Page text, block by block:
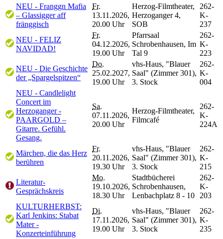
NEU - Franggn Mafia
– Glassigger aff
fränggisch
Fr.
13.11.2026,
20.00 Uhr
Herzog-Filmtheater,
Herzoganger 4,
SOB
262-
K-
237
NEU - FELIZ
NAVIDAD!
Fr.
04.12.2026,
19.00 Uhr
Pfarrsaal
Schrobenhausen, Im
Tal 9
262-
K-
223
NEU - Die Geschichte
der „Spargelspitzen“
Do.
25.02.2027,
19.00 Uhr
vhs-Haus, "Blauer
Saal" (Zimmer 301),
3. Stock
262-
K-
004
NEU - Candlelight
Concert im
Herzoganger -
PAARGOLD –
Gitarre. Gefühl.
Gesang.
Sa.
07.11.2026,
20.00 Uhr
Herzog-Filmtheater,
Filmcafé
262-
K-
224A
Märchen, die das Herz
berühren
Fr.
20.11.2026,
19.30 Uhr
vhs-Haus, "Blauer
Saal" (Zimmer 301),
3. Stock
262-
K-
215
Literatur-
Gesprächskreis
Mo.
19.10.2026,
18.30 Uhr
Stadtbücherei
Schrobenhausen,
Lenbachplatz 8 - 10
262-
K-
203
KULTURHERBST:
Karl Jenkins: Stabat
Mater -
Konzerteinführung
Di.
17.11.2026,
19.00 Uhr
vhs-Haus, "Blauer
Saal" (Zimmer 301),
3. Stock
262-
K-
235